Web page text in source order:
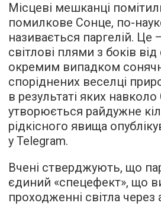
Місцеві мешканці
помилкове Сонце, по-
називається паргелій. Це
світлові плями з боків
окремим випадком
споріднених веселці
в результаті яких
утворюється райдужне
рідкісного явища
у Telegram.
Вчені стверджують, що
єдиний «спецефект», що
проходженні світла